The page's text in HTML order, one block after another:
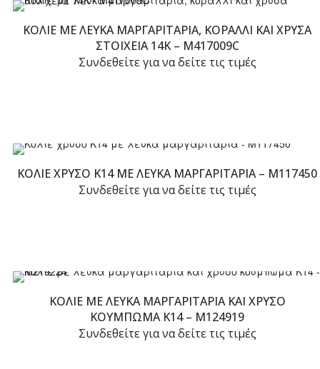
ΚΟΛΙΈ ΜΕ ΛΕΥΚΆ ΜΑΡΓΑΡΙΤΆΡΙΑ, ΚΟΡΆΛΛΙ ΚΑΙ ΧΡΥΣΆ
ΣΤΟΙΧΕΊΑ 14K – M417009C
Συνδεθείτε για να δείτε τις τιμές
ΚΟΛΙΈ ΧΡΥΣΌ Κ14 ΜΕ ΛΕΥΚΆ ΜΑΡΓΑΡΙΤΆΡΙΑ – M117450
Συνδεθείτε για να δείτε τις τιμές
ΚΟΛΙΈ ΜΕ ΛΕΥΚΆ ΜΑΡΓΑΡΙΤΆΡΙΑ ΚΑΙ ΧΡΥΣΌ
ΚΟΎΜΠΩΜΑ K14 – M124919
Συνδεθείτε για να δείτε τις τιμές